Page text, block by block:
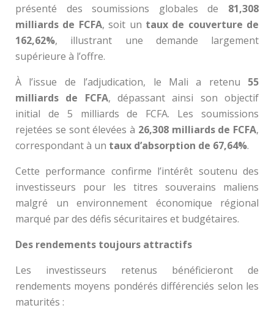
présenté des soumissions globales de 81,308
milliards de FCFA, soit un taux de couverture de
162,62%, illustrant une demande largement
supérieure à l’offre.
À l’issue de l’adjudication, le Mali a retenu 55
milliards de FCFA, dépassant ainsi son objectif
initial de 5 milliards de FCFA. Les soumissions
rejetées se sont élevées à 26,308 milliards de FCFA,
correspondant à un taux d’absorption de 67,64%.
Cette performance confirme l’intérêt soutenu des
investisseurs pour les titres souverains maliens
malgré un environnement économique régional
marqué par des défis sécuritaires et budgétaires.
Des rendements toujours attractifs
Les investisseurs retenus bénéficieront de
rendements moyens pondérés différenciés selon les
maturités :